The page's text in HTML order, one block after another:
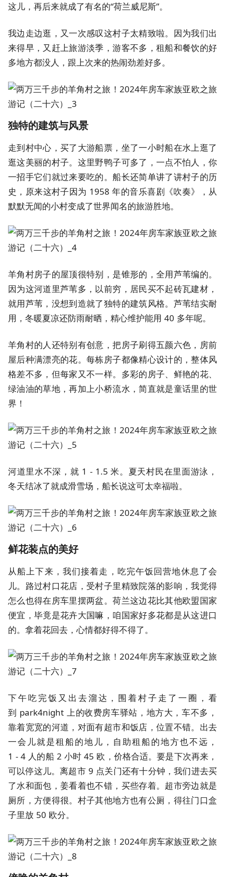
这儿，再后来就成了有名的“荷兰威尼斯”。
我边走边逛，又一次感叹这村子太精致啦。因为我们出
来得早，又赶上旅游淡季，游客不多，租船和餐饮的好
多地方都没人，跟上次来的热闹劲差好多。
独特的建筑与风景
走到村中心，买了大游船票，坐了一小时船在水上逛了
逛这美丽的村子。这里野鸭子可多了，一点不怕人，你
一招手它们就过来要吃的。船长还简单讲了讲村子的历
史，原来这村子因为 1958 年的音乐喜剧《吹奏》，从
默默无闻的小村变成了世界闻名的旅游胜地。
羊角村房子的屋顶很特别，是锥形的，全用芦苇编的。
因为这河道里芦苇多，以前穷，居民买不起砖瓦建材，
就用芦苇，没想到造就了独特的建筑风格。芦苇结实耐
用，冬暖夏凉还防雨耐晒，精心维护能用 40 多年呢。
羊角村的人还特别有创意，把房子刷得五颜六色，房前
屋后种满漂亮的花。每栋房子都像精心设计的，整体风
格差不多，但每家又不一样。多彩的房子、鲜艳的花、
绿油油的草地，再加上小桥流水，简直就是童话里的世
界！
河道里水不深，就 1 - 1.5 米。夏天村民在里面游泳，
冬天结冰了就成滑雪场，船长说这可太幸福啦。
鲜花装点的美好
从船上下来，我们接着走，吃完午饭回营地休息了会
儿。路过村口花店，受村子里精致院落的影响，我觉得
怎么也得在房车里摆两盆。荷兰这边花比其他欧盟国家
便宜，毕竟是花卉大国嘛，咱国家好多花都是从这进口
的。拿着花回去，心情都好得不得了。
下午吃完饭又出去溜达，围着村子走了一圈，看
到 park4night 上的收费房车驿站，地方大，车不多，
靠着宽宽的河道，对面有超市和饭店，位置不错。出去
一会儿就是租船的地儿，自助租船的地方也不远，
1 - 4 人的船 2 小时 45 欧，价格合适。要是下次再来，
可以停这儿。离超市 9 点关门还有十分钟，我们进去买
了水和面包，姜看着也不错，买些存着。超市旁边就是
厕所，方便得很。村子其他地方也有公厕，得往门口盒
子里放 50 欧分。